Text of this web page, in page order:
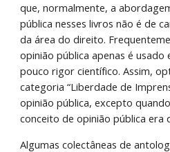
que, normalmente, a
pública nesses livros não é de
da área do direito.
opinião pública apenas é
pouco rigor científico. Assim,
categoria “Liberdade de
opinião pública, excepto
conceito de opinião pública era
Algumas colectâneas de